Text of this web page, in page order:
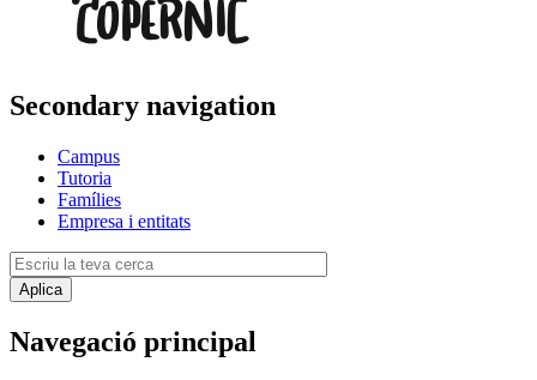
Secondary navigation
Campus
Tutoria
Famílies
Empresa i entitats
Navegació principal